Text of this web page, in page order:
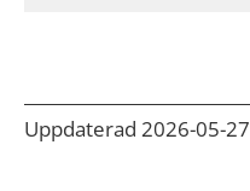
Uppdaterad 2026-05-27